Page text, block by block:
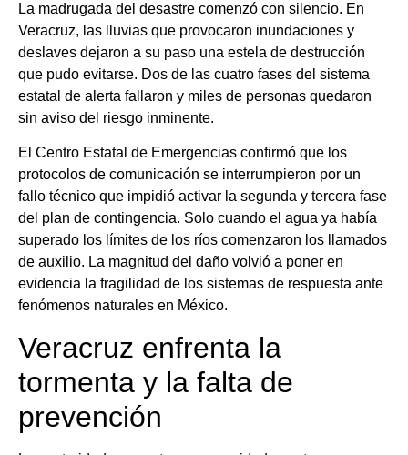
La madrugada del desastre comenzó con silencio. En
Veracruz, las lluvias que provocaron inundaciones y
deslaves dejaron a su paso una estela de destrucción
que pudo evitarse. Dos de las cuatro fases del sistema
estatal de alerta fallaron y miles de personas quedaron
sin aviso del riesgo inminente.
El Centro Estatal de Emergencias confirmó que los
protocolos de comunicación se interrumpieron por un
fallo técnico que impidió activar la segunda y tercera fase
del plan de contingencia. Solo cuando el agua ya había
superado los límites de los ríos comenzaron los llamados
de auxilio. La magnitud del daño volvió a poner en
evidencia la fragilidad de los sistemas de respuesta ante
fenómenos naturales en México.
Veracruz enfrenta la
tormenta y la falta de
prevención